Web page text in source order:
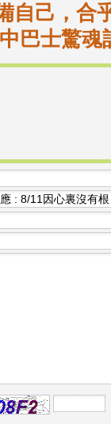
自己，合
巴士驚魂